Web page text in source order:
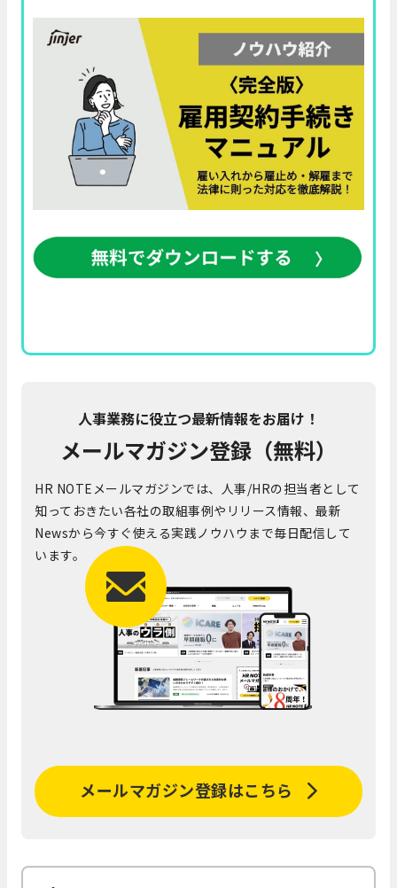
人事業務に役立つ最新情報をお届け！
メールマガジン登録（無料）
HR NOTEメールマガジンでは、人事/HRの担当者として
知っておきたい各社の取組事例やリリース情報、最新
Newsから今すぐ使える実践ノウハウまで毎日配信して
います。
メールマガジン登録はこちら